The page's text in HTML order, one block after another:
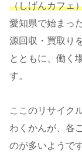
（しげんカフェ
愛知県で始まっ
源回収・買取り
とともに、働く
す。
ここのリサイク
わくかんが、各
のが多いようです